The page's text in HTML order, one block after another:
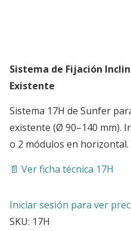
Sistema de Fijación
Existente
Sistema 17H de Sunfer
existente (Ø 90–140 mm).
o 2 módulos en
📄 Ver ficha técnica 17H
Iniciar sesión para ver
SKU: 17H